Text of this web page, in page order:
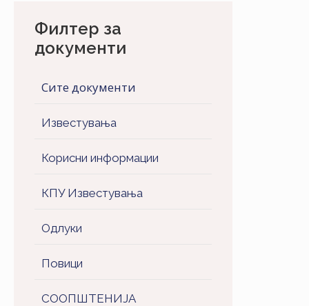
Филтер за
документи
Сите документи
Известувања
Корисни информации
КПУ Известувања
Одлуки
Повици
СООПШТЕНИJA